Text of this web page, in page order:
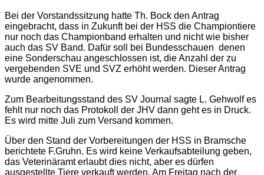
Bei der Vorstandssitzung hatte Th. Bock den Antrag
eingebracht, dass in Zukunft bei der HSS die Championtiere
nur noch das Championband erhalten und nicht wie bisher
auch das SV Band. Dafür soll bei Bundesschauen denen
eine Sonderschau angeschlossen ist, die Anzahl der zu
vergebenden SVE und SVZ erhöht werden. Dieser Antrag
wurde angenommen.
Zum Bearbeitungsstand des SV Journal sagte L. Gehwolf es
fehlt nur noch das Protokoll der JHV dann geht es in Druck.
Es wird mitte Juli zum Versand kommen.
Über den Stand der Vorbereitungen der HSS in Bramsche
berichtete F.Gruhn. Es wird keine Verkaufsabteilung geben,
das Veterinäramt erlaubt dies nicht, aber es dürfen
ausgestellte Tiere verkauft werden. Am Freitag nach der